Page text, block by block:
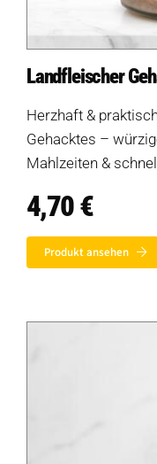
Landfleischer
Herzhaft &
Gehacktes –
Mahlzeiten &
4,70€
Produkt ansehen
Weitere
Weitere
Über uns